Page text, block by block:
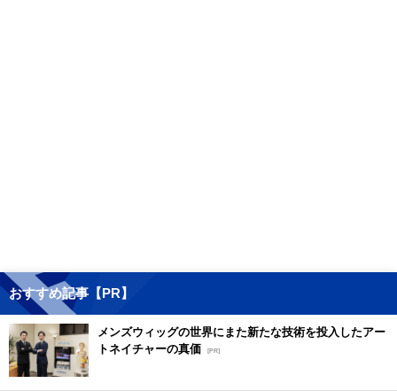
おすすめ記事【PR】
メンズウィッグの世界にまた新たな技術を投入したアー
トネイチャーの真価 [PR]